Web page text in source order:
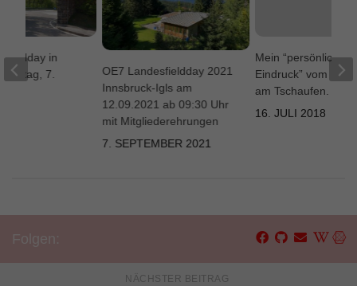
OE7 Landesfieldday 2021
Innsbruck-Igls am
12.09.2021 ab 09:30 Uhr
mit Mitgliederehrungen
7. SEPTEMBER 2021
Mein “persönlicher
Eindruck” vom
am Tschaufen.
16. JULI 2018
in
7.
NÄCHSTER BEITRAG